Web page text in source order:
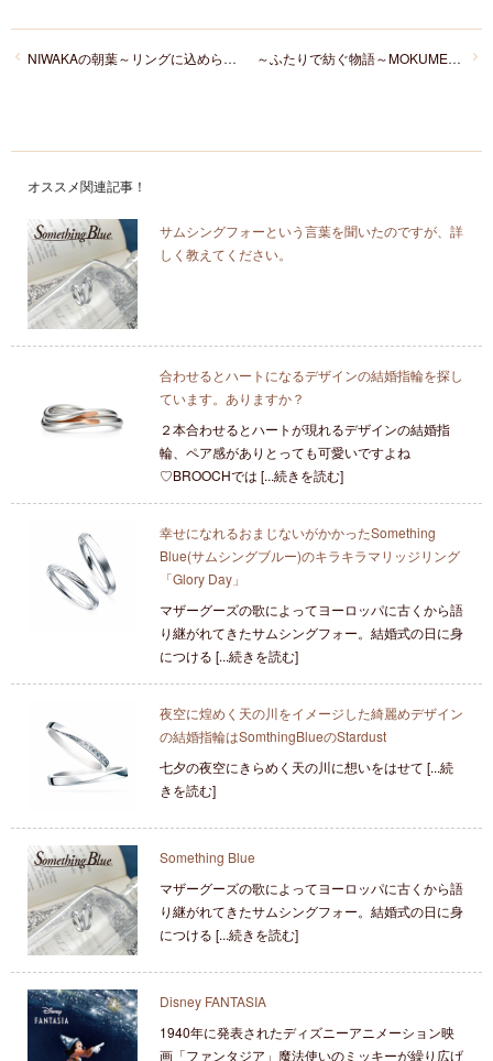
～ふたりで紡ぐ物語～MOKUMEGANEYA
NIWAKAの朝葉～リングに込められた美しい情景とストーリー～
オススメ関連記事！
サムシングフォーという言葉を聞いたのですが、詳
しく教えてください。
合わせるとハートになるデザインの結婚指輪を探し
ています。ありますか？
２本合わせるとハートが現れるデザインの結婚指
輪、ペア感がありとっても可愛いですよね
♡BROOCHでは [...続きを読む]
幸せになれるおまじないがかかったSomething
Blue(サムシングブルー)のキラキラマリッジリング
「Glory Day」
マザーグーズの歌によってヨーロッパに古くから語
り継がれてきたサムシングフォー。結婚式の日に身
につける [...続きを読む]
夜空に煌めく天の川をイメージした綺麗めデザイン
の結婚指輪はSomthingBlueのStardust
七夕の夜空にきらめく天の川に想いをはせて [...続
きを読む]
Something Blue
マザーグーズの歌によってヨーロッパに古くから語
り継がれてきたサムシングフォー。結婚式の日に身
につける [...続きを読む]
Disney FANTASIA
1940年に発表されたディズニーアニメーション映
画「ファンタジア」魔法使いのミッキーが繰り広げ